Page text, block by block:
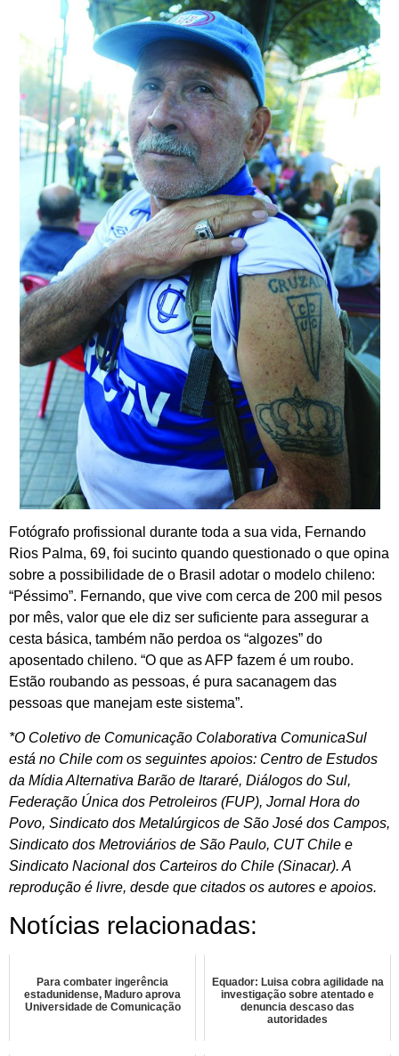
Fotógrafo profissional durante toda a sua vida, Fernando
Rios Palma, 69, foi sucinto quando questionado o que opina
sobre a possibilidade de o Brasil adotar o modelo chileno:
“Péssimo”. Fernando, que vive com cerca de 200 mil pesos
por mês, valor que ele diz ser suficiente para assegurar a
cesta básica, também não perdoa os “algozes” do
aposentado chileno. “O que as AFP fazem é um roubo.
Estão roubando as pessoas, é pura sacanagem das
pessoas que manejam este sistema”.
*O Coletivo de Comunicação Colaborativa ComunicaSul
está no Chile com os seguintes apoios: Centro de Estudos
da Mídia Alternativa Barão de Itararé, Diálogos do Sul,
Federação Única dos Petroleiros (FUP), Jornal Hora do
Povo, Sindicato dos Metalúrgicos de São José dos Campos,
Sindicato dos Metroviários de São Paulo, CUT Chile e
Sindicato Nacional dos Carteiros do Chile (Sinacar). A
reprodução é livre, desde que citados os autores e apoios.
Notícias relacionadas:
Para combater ingerência
estadunidense, Maduro aprova
Universidade de Comunicação
Equador: Luisa cobra agilidade na
investigação sobre atentado e
denuncia descaso das
autoridades